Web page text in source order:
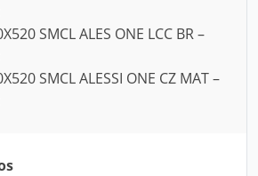
SMCL ALES ONE LCC BR –
SMCL ALESSI ONE CZ MAT –